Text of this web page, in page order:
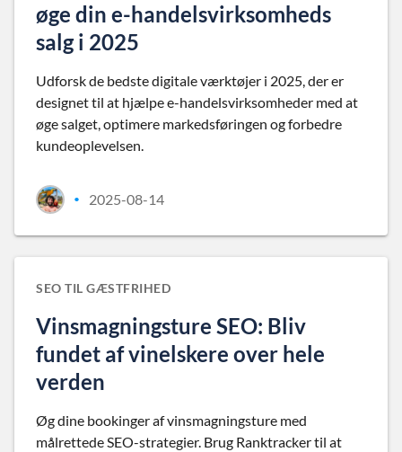
øge din e-handelsvirksomheds
salg i 2025
Udforsk de bedste digitale værktøjer i 2025, der er
designet til at hjælpe e-handelsvirksomheder med at
øge salget, optimere markedsføringen og forbedre
kundeoplevelsen.
• 2025-08-14
SEO TIL GÆSTFRIHED
Vinsmagningsture SEO: Bliv
fundet af vinelskere over hele
verden
Øg dine bookinger af vinsmagningsture med
målrettede SEO-strategier. Brug Ranktracker til at